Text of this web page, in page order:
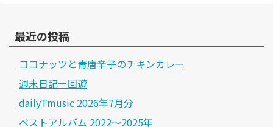
最近の投稿
ココナッツと青唐辛子のチキンカレー
週末日記ー回遊
dailyTmusic 2026年7月分
ベストアルバム 2022～2025年